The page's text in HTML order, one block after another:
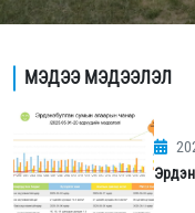
МЭДЭЭ МЭДЭЭЛЭЛ